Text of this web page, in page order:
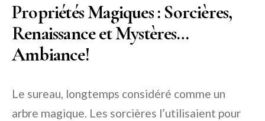
Propriétés Magiques : Sorcières,
Renaissance et Mystères…
Ambiance!
Le sureau, longtemps considéré comme un
arbre magique. Les sorcières l’utilisaient pour